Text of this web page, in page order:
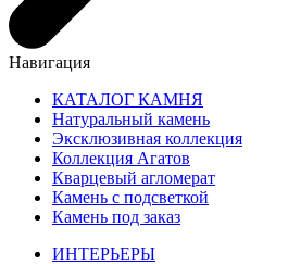
Навигация
КАТАЛОГ КАМНЯ
Натуральный камень
Эксклюзивная коллекция
Коллекция Агатов
Кварцевый агломерат
Камень с подсветкой
Камень под заказ
ИНТЕРЬЕРЫ